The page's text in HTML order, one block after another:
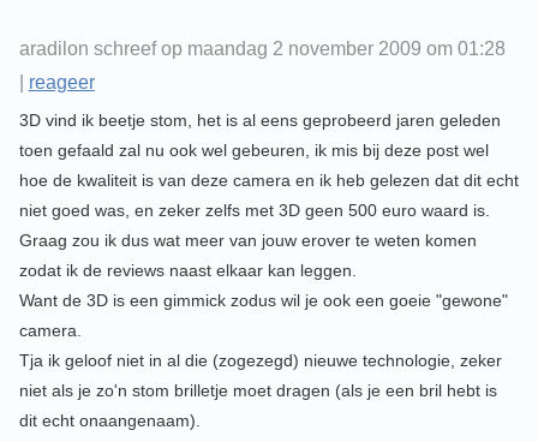
aradilon schreef op maandag 2 november 2009 om 01:28
reageer
3D vind ik beetje stom, het is al eens geprobeerd jaren geleden
toen gefaald zal nu ook wel gebeuren, ik mis bij deze post wel
hoe de kwaliteit is van deze camera en ik heb gelezen dat dit echt
niet goed was, en zeker zelfs met 3D geen 500 euro waard is.
Graag zou ik dus wat meer van jouw erover te weten komen
zodat ik de reviews naast elkaar kan leggen.
Want de 3D is een gimmick zodus wil je ook een goeie "gewone"
camera.
Tja ik geloof niet in al die (zogezegd) nieuwe technologie, zeker
niet als je zo'n stom brilletje moet dragen (als je een bril hebt is
dit echt onaangenaam).